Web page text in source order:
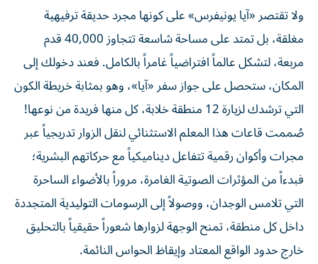
ولا تقتصر «آيا يونيفرس» على كونها مجرد حديقة ترفيهية
مغلقة، بل تمتد على مساحة شاسعة تتجاوز 40,000 قدم
مربعة، لتشكل عالماً افتراضياً غامراً بالكامل. فعند دخولك إلى
المكان، ستحصل على جواز سفر «آيا»، وهو بمثابة خريطة الكون
التي ترشدك لزيارة 12 منطقة خلابة، كل منها فريدة من نوعها!
صُممت قاعات هذا المعلم الاستثنائي لنقل الزوار تدريجياً عبر
مجرات وأكوان رقمية تتفاعل ديناميكياً مع حركاتهم البشرية؛
فبدءاً من المؤثرات الصوتية الغامرة، مروراً بالأضواء الساحرة
التي تلامس الوجدان، ووصولاً إلى الرسومات التوليدية المتجددة
داخل كل منطقة، تمنح الوجهة لزوارها شعوراً حقيقياً بالتحليق
خارج حدود الواقع المعتاد وإيقاظ الحواس النائمة.